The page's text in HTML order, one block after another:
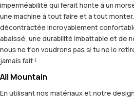
imperméabilité qui ferait honte à un
une machine à tout faire et à tout
décontractée incroyablement
abaissé, une durabilité imbattable et de
nous ne t'en voudrons pas si tu ne le
jamais fait !
All Mountain
En utilisant nos matériaux et notre